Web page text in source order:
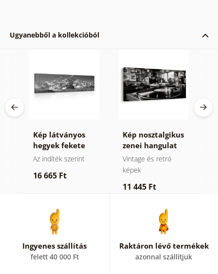
Ugyanebből a kollekcióból
Kép látványos
hegyek fekete
fehérben
Az indíték szerint
16 665 Ft
Kép nosztalgikus
zenei hangulat
Vintage és retró
képek
11 445 Ft
Ingyenes szállítás
felett 40 000 Ft
Raktáron lévő termékek
azonnal szállítjuk